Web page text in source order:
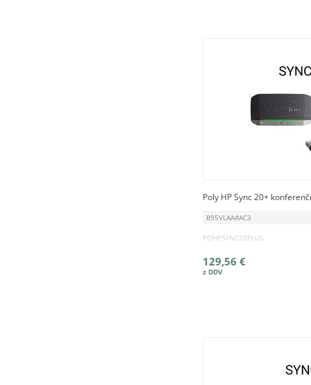
Poly HP Sync 20+
B95VLAA#AC3
POHPSYNC20PLUS
129,56 €